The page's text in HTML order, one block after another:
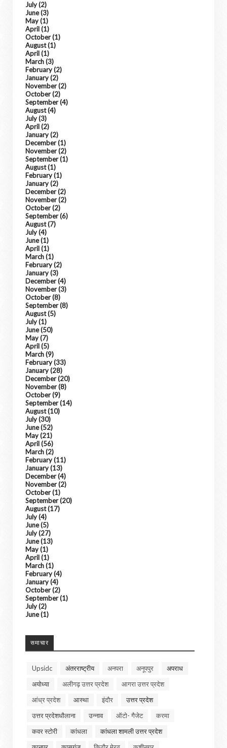
July(2)
June(3)
May(1)
April(1)
October(1)
August(1)
April(1)
March(3)
February(2)
January(2)
November(2)
October(2)
September(4)
August(4)
July(3)
April(2)
January(2)
December(1)
November(2)
September(1)
August(1)
February(1)
January(2)
December(2)
November(2)
October(2)
September(6)
August(7)
July(4)
June(1)
April(1)
March(1)
February(2)
January(3)
December(4)
November(3)
October(8)
September(8)
August(5)
July(1)
June(50)
May(7)
April(5)
March(9)
February(33)
January(28)
December(20)
November(8)
October(9)
September(14)
August(10)
July(30)
June(52)
May(21)
April(56)
March(2)
February(11)
January(13)
December(4)
November(2)
October(1)
September(20)
August(17)
July(4)
June(5)
July(27)
June(13)
May(1)
April(1)
March(1)
February(4)
January(4)
October(2)
September(1)
July(2)
June(1)
समाचार
Upsidc अंतरराष्ट्रीय अनपरा अनूपपुर
अपराध
अयोध्या
अलीगढ़ उत्तर प्रदेश
आगरा उत्तर प्रदेश
आंध्र प्रदेश
आस्था इंदौर
उत्तर प्रदेश
उत्तर प्रदेशधौलाना
उन्नाव ऑटो- गैजेट
करमा
कवर स्टोरी
कांधला
कांधला शामली उत्तर प्रदेश